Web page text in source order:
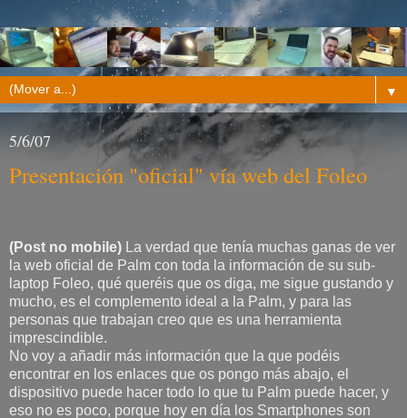
▼
5/6/07
Presentación "oficial" vía web del Foleo
(Post no mobile) La verdad que tenía muchas ganas de ver
la web oficial de Palm con toda la información de su sub-
laptop Foleo, qué queréis que os diga, me sigue gustando y
mucho, es el complemento ideal a la Palm, y para las
personas que trabajan creo que es una herramienta
imprescindible.
No voy a añadir más información que la que podéis
encontrar en los enlaces que os pongo más abajo, el
dispositivo puede hacer todo lo que tu Palm puede hacer, y
eso no es poco, porque hoy en día los Smartphones son